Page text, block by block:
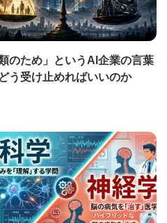
類のため」というAI企業の言葉
う受け止めればいいのか